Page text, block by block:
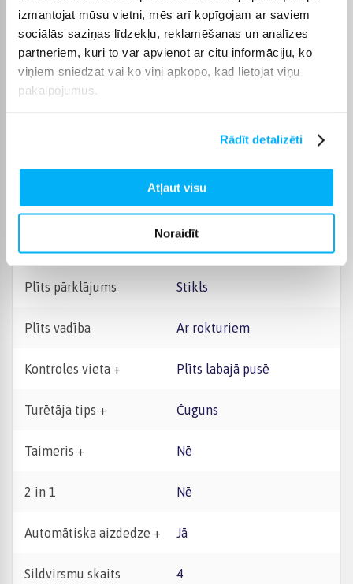
izmantojat mūsu vietni, mēs arī kopīgojam ar saviem
sociālās saziņas līdzekļu, reklamēšanas un analīzes
partneriem, kuri to var apvienot ar citu informāciju, ko
viņiem sniedzat vai ko viņi apkopo, kad lietojat viņu
pakalpojumus.
Rādīt detalizēti
Atļaut visu
Noraidīt
Garantijas laiks 24 mēn.
Komplektēšanas valsts Itālija
Plīts tips Gāzes
Plīts pārklājums Stikls
Plīts vadība Ar rokturiem
Kontroles vieta + Plīts labajā pusē
Turētāja tips + Čuguns
Taimeris + Nē
2 in 1 Nē
Automātiska aizdedze + Jā
Sildvirsmu skaits 4